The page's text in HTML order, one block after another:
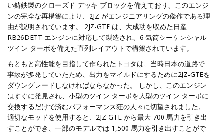
い鋳鉄製のクローズド デッキ ブロックを備えており、このエンジ
ンの完全な再構築により、2JZ がエンジニアリングの傑作である理
由が説明されています。 2JZ-GTE は、大成功を収めた日産
RB26DETT エンジンに対応して製造され、6 気筒シーケンシャル
ツイン ターボを備えた直列レイアウトで構築されています。
もともと高性能を目指して作られたトヨタは、当時日本の道路で
事故が多発していたため、出力をマイルドにするために2JZ-GTEを
ダウングレードしなければならなかった。 しかし、このエンジン
はすぐに発見され、小型のツイン ターボを大型のツイン ターボに
交換するだけで済むパフォーマンス狂の人々に切望されました。
適切なモッドを使用すると、2JZ-GTE から最大 700 馬力を引き出
すことができ、一部のモデルでは 1,500 馬力を引き出すことがで